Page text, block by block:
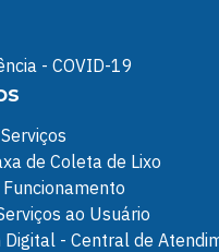
- COVID-19
de Coleta de Lixo
ao Usuário
Digital - Central de